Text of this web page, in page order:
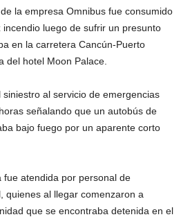
la empresa Omnibus fue consumido
luego de sufrir un presunto
en la carretera Cancún-Puerto
del hotel Moon Palace.
al servicio de emergencias
señalando que un autobús de
bajo fuego por un aparente corto
fue atendida por personal de
quienes al llegar comenzaron a
que se encontraba detenida en el